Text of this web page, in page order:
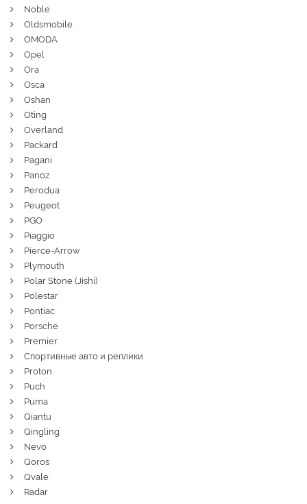
Noble
Oldsmobile
OMODA
Opel
Ora
Osca
Oshan
Oting
Overland
Packard
Pagani
Panoz
Perodua
Peugeot
PGO
Piaggio
Pierce-Arrow
Plymouth
Polar Stone (Jishi)
Polestar
Pontiac
Porsche
Premier
Спортивные авто и реплики
Proton
Puch
Puma
Qiantu
Qingling
Nevo
Qoros
Qvale
Radar